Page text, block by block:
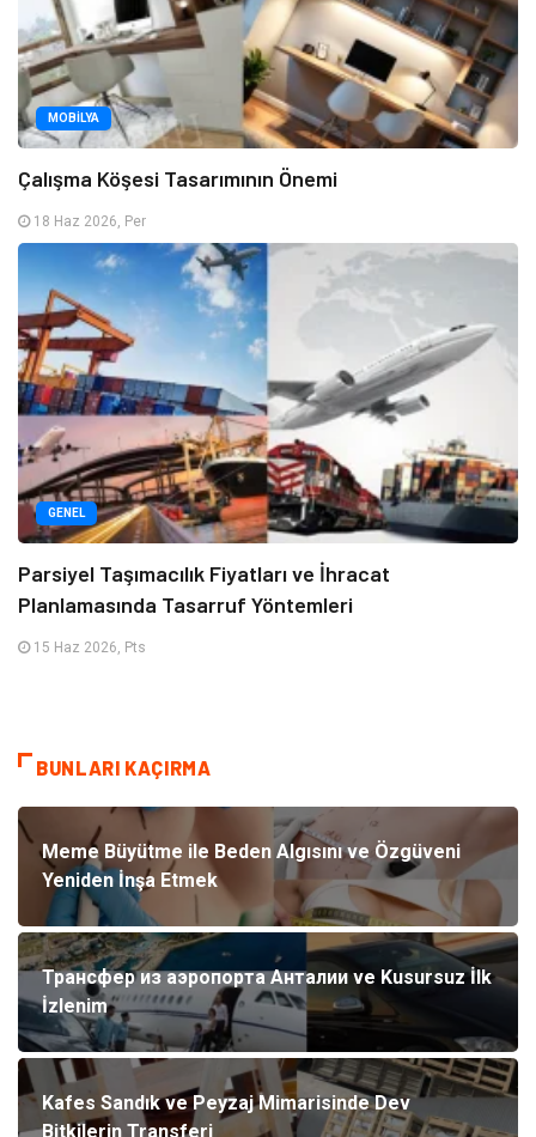
MOBILYA
Çalışma Köşesi Tasarımının Önemi
18 Haz 2026, Per
GENEL
Parsiyel Taşımacılık Fiyatları ve İhracat
Planlamasında Tasarruf Yöntemleri
15 Haz 2026, Pts
BUNLARI KAÇIRMA
Meme Büyütme ile Beden Algısını ve Özgüveni
Yeniden İnşa Etmek
Трансфер из аэропорта Анталии ve Kusursuz İlk
İzlenim
Kafes Sandık ve Peyzaj Mimarisinde Dev
Bitkilerin Transferi